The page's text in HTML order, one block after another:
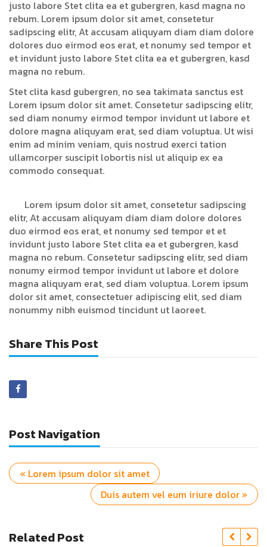
justo labore Stet clita ea et gubergren, kasd magna no
rebum. Lorem ipsum dolor sit amet, consetetur
sadipscing elitr, At accusam aliquyam diam diam dolore
dolores duo eirmod eos erat, et nonumy sed tempor et
et invidunt justo labore Stet clita ea et gubergren, kasd
magna no rebum.
Stet clita kasd gubergren, no sea takimata sanctus est
Lorem ipsum dolor sit amet. Consetetur sadipscing elitr,
sed diam nonumy eirmod tempor invidunt ut labore et
dolore magna aliquyam erat, sed diam voluptua. Ut wisi
enim ad minim veniam, quis nostrud exerci tation
ullamcorper suscipit lobortis nisl ut aliquip ex ea
commodo consequat.
Lorem ipsum dolor sit amet, consetetur sadipscing
elitr, At accusam aliquyam diam diam dolore dolores
duo eirmod eos erat, et nonumy sed tempor et et
invidunt justo labore Stet clita ea et gubergren, kasd
magna no rebum. Consetetur sadipscing elitr, sed diam
nonumy eirmod tempor invidunt ut labore et dolore
magna aliquyam erat, sed diam voluptua. Lorem ipsum
dolor sit amet, consectetuer adipiscing elit, sed diam
nonummy nibh euismod tincidunt ut laoreet.
Share This Post
Post Navigation
« Lorem ipsum dolor sit amet
Duis autem vel eum iriure dolor »
Related Post